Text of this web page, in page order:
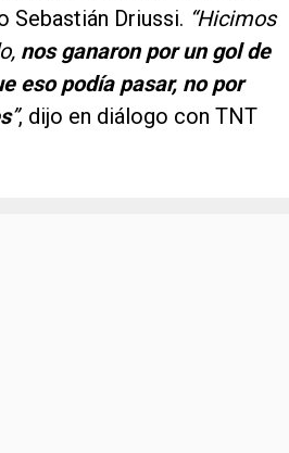
Sebastián Driussi. “Hicimos
nos ganaron por un gol de
eso podía pasar, no por
”, dijo en diálogo con TNT